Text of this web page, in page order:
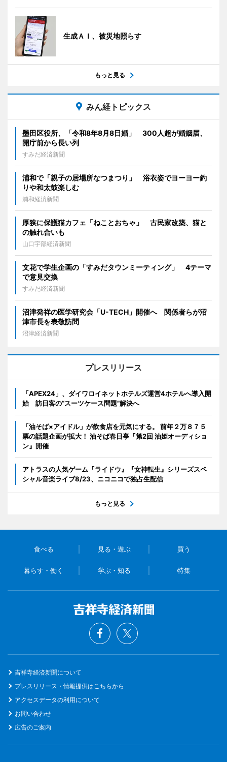
生成ＡＩ、被災地照らす
もっと見る
みん経トピックス
墨田区役所、「令和8年8月8日婚」 300人超が婚姻届、
開庁前から長い列
すみだ経済新聞
浦和で「親子の居場所なつまつり」 浴衣姿でヨーヨー釣
りや和太鼓楽しむ
浦和経済新聞
厚狭に保護猫カフェ「ねことおちゃ」 古民家改築、猫と
の触れ合いも
山口宇部経済新聞
文花で学生企画の「すみだタウンミーティング」 4テーマ
で意見交換
すみだ経済新聞
沼津発祥の医学研究会「U-TECH」開催へ 関係者らが沼
津市長を表敬訪問
沼津経済新聞
プレスリリース
「APEX24」、ダイワロイネットホテルズ運営4ホテルへ導入開
始 訪日客の“スーツケース問題”解決へ
「油そば×アイドル」が飲食店を元気にする。 前年２万８７５
票の話題企画が拡大！ 油そば春日亭『第2回 油姫オーディショ
ン』開催
アトラスの人気ゲーム『ライドウ』『女神転生』シリーズスペ
シャル音楽ライブ8/23、ニコニコで独占生配信
もっと見る
食べる 見る・遊ぶ 買う
暮らす・働く 学ぶ・知る 特集
吉祥寺経済新聞について
プレスリリース・情報提供はこちらから
アクセスデータの利用について
お問い合わせ
広告のご案内